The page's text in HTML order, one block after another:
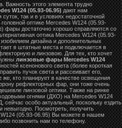
Важность этого элемента трудно
W124 (05.93-06.95)дают нам
так и в условиях недостаточной
оптике Mercedes W124 (05.93-
фары достаточно хорошо справляются со
оптика Mercedes W124 (05.93-
дизайна и дополнительных
в штатные места и подключается в
и линзовою. Для тех, кто хочет
линзовые фары Mercedes W124
ксенонового света (более короткая
пучок света и рассеивает его,
кто планирует в качестве освещения
рефлекторных фар, они тоже очень
линзовой оптики. Также на ринке
огнями (ДХО) на Mercedes W124
особо актуальный, поскольку ездить
Посмотреть, получить
W124 (05.93-06.95) Вы можете в нашем
позвонить нам по телефону.